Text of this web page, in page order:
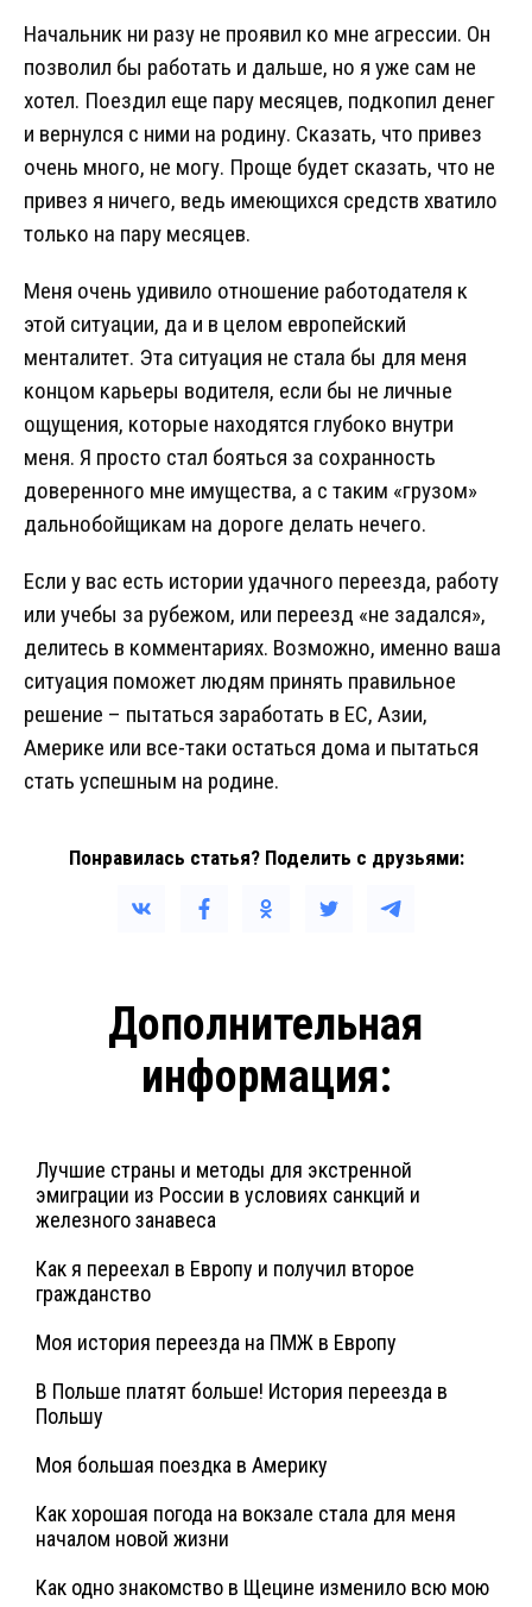
Начальник ни разу не проявил ко мне агрессии. Он
позволил бы работать и дальше, но я уже сам не
хотел. Поездил еще пару месяцев, подкопил денег
и вернулся с ними на родину. Сказать, что привез
очень много, не могу. Проще будет сказать, что не
привез я ничего, ведь имеющихся средств хватило
только на пару месяцев.
Меня очень удивило отношение работодателя к
этой ситуации, да и в целом европейский
менталитет. Эта ситуация не стала бы для меня
концом карьеры водителя, если бы не личные
ощущения, которые находятся глубоко внутри
меня. Я просто стал бояться за сохранность
доверенного мне имущества, а с таким «грузом»
дальнобойщикам на дороге делать нечего.
Если у вас есть истории удачного переезда, работу
или учебы за рубежом, или переезд «не задался»,
делитесь в комментариях. Возможно, именно ваша
ситуация поможет людям принять правильное
решение – пытаться заработать в ЕС, Азии,
Америке или все-таки остаться дома и пытаться
стать успешным на родине.
Понравилась статья? Поделить с друзьями:
Дополнительная
информация:
Лучшие страны и методы для экстренной
эмиграции из России в условиях санкций и
железного занавеса
Как я переехал в Европу и получил второе
гражданство
Моя история переезда на ПМЖ в Европу
В Польше платят больше! История переезда в
Польшу
Моя большая поездка в Америку
Как хорошая погода на вокзале стала для меня
началом новой жизни
Как одно знакомство в Щецине изменило всю мою